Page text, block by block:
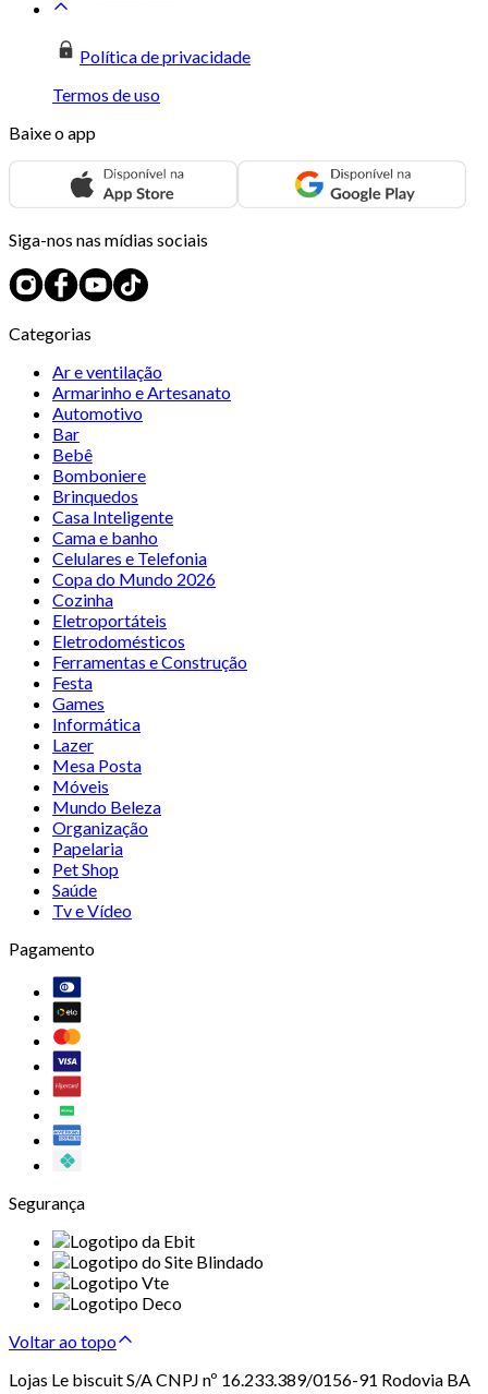
Política de privacidade
Termos de uso
Baixe o app
Siga-nos nas mídias sociais
Categorias
Ar e ventilação
Armarinho e Artesanato
Automotivo
Bar
Bebê
Bomboniere
Brinquedos
Casa Inteligente
Cama e banho
Celulares e Telefonia
Copa do Mundo 2026
Cozinha
Eletroportáteis
Eletrodomésticos
Ferramentas e Construção
Festa
Games
Informática
Lazer
Mesa Posta
Móveis
Mundo Beleza
Organização
Papelaria
Pet Shop
Saúde
Tv e Vídeo
Pagamento
Segurança
Voltar ao topo
Lojas Le biscuit S/A CNPJ nº 16.233.389/0156-91 Rodovia BA